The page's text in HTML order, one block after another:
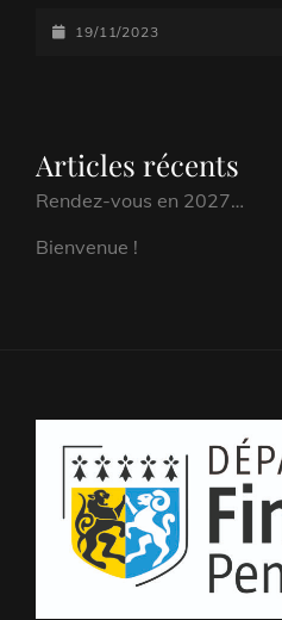
POSTED-
19/11/2023
Articles récents
Rendez-vous en 2027…
Bienvenue !